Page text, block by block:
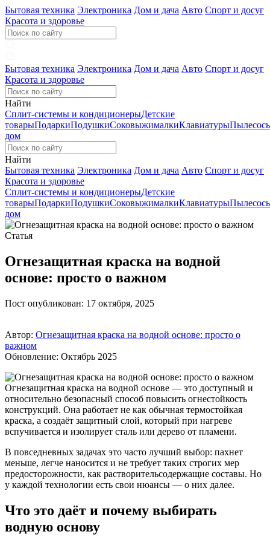
Бытовая техника Электроника Дом и дача Авто Спорт и досуг
Красота и здоровье
Бытовая техника Электроника Дом и дача Авто Спорт и досуг
Красота и здоровье
Найти
Сплит-системы и кондиционерыДетские
товарыПодаркиПодушкиСоковыжималкиКлавиатуры
дом
Найти
Бытовая техника Электроника Дом и дача Авто Спорт и досуг
Красота и здоровье
Сплит-системы и кондиционерыДетские
товарыПодаркиПодушкиСоковыжималкиКлавиатуры
дом
Статья
Огнезащитная краска на водной
основе: просто о важном
Пост опубликован: 17 октября, 2025
Автор: Огнезащитная краска на водной основе: просто о
важном
Обновление: Октябрь 2025
Огнезащитная краска на водной основе — это доступный и
относительно безопасный способ повысить огнестойкость
конструкций. Она работает не как обычная термостойкая
краска, а создаёт защитный слой, который при нагреве
вспучивается и изолирует сталь или дерево от пламени.
В повседневных задачах это часто лучший выбор: пахнет
меньше, легче наносится и не требует таких строгих мер
предосторожности, как растворительсодержащие составы. Но
у каждой технологии есть свои нюансы — о них далее.
Что это даёт и почему выбирать
водную основу